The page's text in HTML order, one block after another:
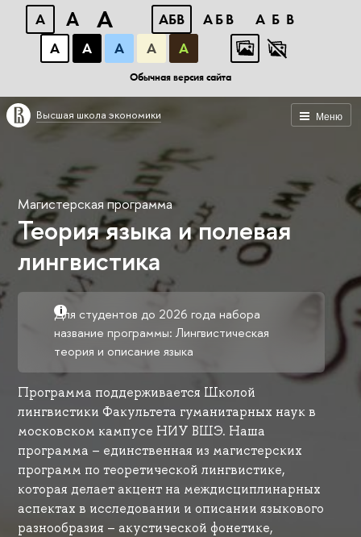
A A A АБВ АБВ
АБВ
А
А А А А
Обычная версия сайта
Меню
Высшая школа экономики
Магистерская программа
Теория языка и полевая
лингвистика
Для студентов до 2026 года набора
название программы: Лингвистическая
теория и описание языка
Программа поддерживается Школой
лингвистики Факультета гуманитарных наук в
московском кампусе НИУ ВШЭ. Наша
программа – единственная из магистерских
программ по теоретической лингвистике,
которая делает акцент на междисциплинарных
аспектах в исследовании и описании языкового
разнообразия – акустической фонетике,